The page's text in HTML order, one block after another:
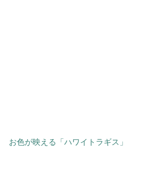
お色が映える「ハワイトラギス」